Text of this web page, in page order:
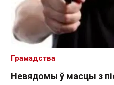
Невядомы ў масцы з
Грамадства